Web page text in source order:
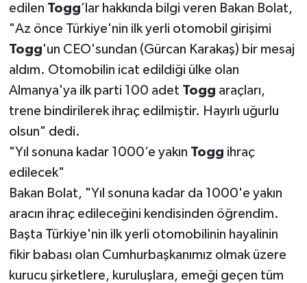
edilen Togg’lar hakkında bilgi veren Bakan Bolat,
"Az önce Türkiye'nin ilk yerli otomobil girişimi
Togg'un CEO'sundan (Gürcan Karakaş) bir mesaj
aldım. Otomobilin icat edildiği ülke olan
Almanya'ya ilk parti 100 adet Togg araçları,
trene bindirilerek ihraç edilmiştir. Hayırlı uğurlu
olsun" dedi.
"Yıl sonuna kadar 1000’e yakın Togg ihraç
edilecek"
Bakan Bolat, "Yıl sonuna kadar da 1000'e yakın
aracın ihraç edileceğini kendisinden öğrendim.
Başta Türkiye'nin ilk yerli otomobilinin hayalinin
fikir babası olan Cumhurbaşkanımız olmak üzere
kurucu şirketlere, kuruluşlara, emeği geçen tüm